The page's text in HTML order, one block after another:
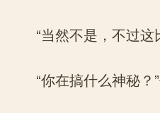
“当然不是，不过这
“你在搞什么神秘？”